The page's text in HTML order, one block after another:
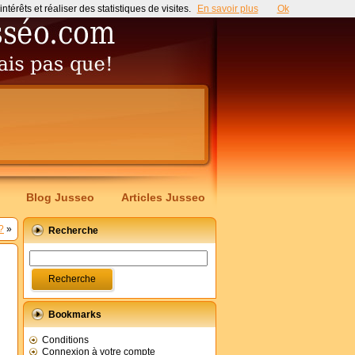
Blog Jusseo Articles Jusseo
» Recherche
Bookmarks
Conditions
Connexion à votre compte
et réaliser des statistiques de visites. En savoir plus Ok